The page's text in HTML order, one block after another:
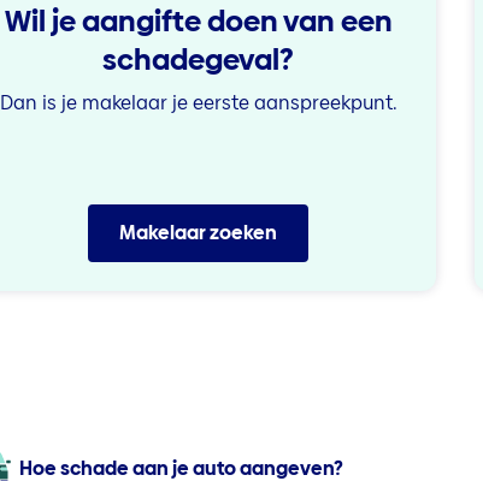
Wil je aangifte doen van een
schadegeval?
Dan is je makelaar je eerste aanspreekpunt.
Makelaar zoeken
Hoe schade aan je auto aangeven?